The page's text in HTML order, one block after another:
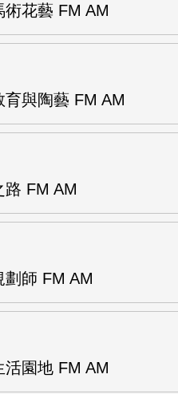
花藝 FM AM
與陶藝 FM AM
路 FM AM
師 FM AM
活園地 FM AM